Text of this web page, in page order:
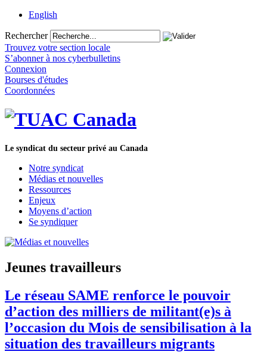
English
Rechercher
Trouvez votre section locale
S’abonner à nos cyberbulletins
Connexion
Bourses d'études
Coordonnées
Le syndicat du secteur privé au Canada
Notre syndicat
Médias et nouvelles
Ressources
Enjeux
Moyens d’action
Se syndiquer
Jeunes travailleurs
Le réseau SAME renforce le pouvoir
d’action des milliers de militant(e)s à
l’occasion du Mois de sensibilisation à la
situation des travailleurs migrants